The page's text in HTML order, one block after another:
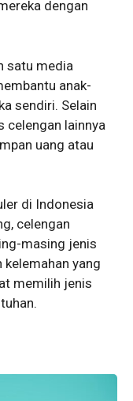
dengan
satu media
anak-
sendiri. Selain
celengan lainnya
uang atau
di Indonesia
celengan
masing jenis
yang
memilih jenis